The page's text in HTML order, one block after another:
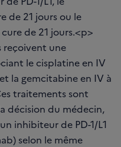
de 21 jours ou le
de 21 jours.<p>
reçoivent une
le cisplatine en IV
la gemcitabine en IV à
traitements sont
décision du médecin,
inhibiteur de PD-1/L1
selon le même